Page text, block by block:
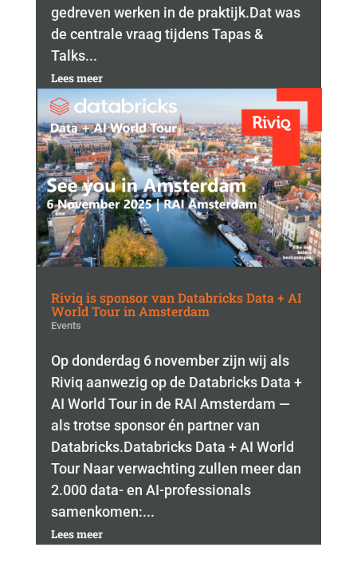
gedreven werken in de praktijk.Dat was
de centrale vraag tijdens Tapas &
Talks...
Lees meer
Riviq is sponsor van Databricks Data + AI
World Tour in Amsterdam
Events
Op donderdag 6 november zijn wij als
Riviq aanwezig op de Databricks Data +
AI World Tour in de RAI Amsterdam —
als trotse sponsor én partner van
Databricks.Databricks Data + AI World
Tour Naar verwachting zullen meer dan
2.000 data- en AI-professionals
samenkomen:...
Lees meer